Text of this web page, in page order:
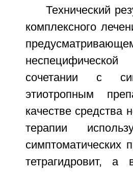
Технический
комплексного
сочетании с
этиотропным
качестве
терапии
симптоматических
тетрагидровит, а